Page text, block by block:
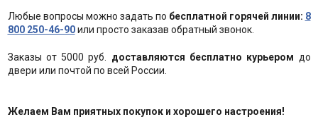
Любые вопросы можно задать по бесплатной горячей линии: 8
800 250-46-90или просто заказав обратный звонок.
Заказы от 5000 руб. доставляются бесплатно курьером до
двери или почтой по всей России.
Желаем Вам приятных покупок и хорошего настроения!